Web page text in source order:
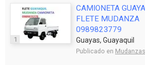
1
CAMIONETA
FLETE MUDANZA
0989823779
Guayas, Guayaquil
Publicado en